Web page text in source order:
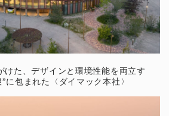
けた、デザインと環境性能を両立す
に包まれた〈ダイマック本社〉